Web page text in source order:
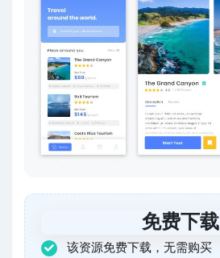
免费下载
该资源免费下载，无需购买